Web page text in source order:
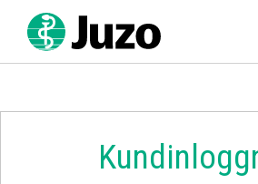
Hoppa
innehållet